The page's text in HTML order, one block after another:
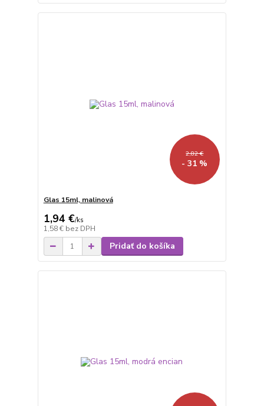
2,82 €
- 31 %
Glas 15ml, malinová
1,94 €/ks
1,58 € bez DPH
Pridať do košíka